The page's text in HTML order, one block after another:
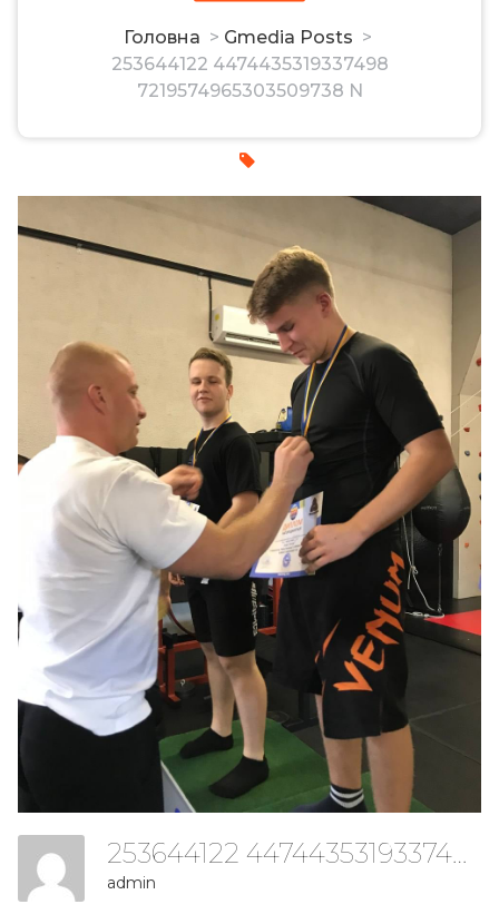
Головна > Gmedia Posts >
253644122 4474435319337498
7219574965303509738 N
admin 16, Лис, 2021
253644122 4474435319337498 7219574965303509738 N
admin